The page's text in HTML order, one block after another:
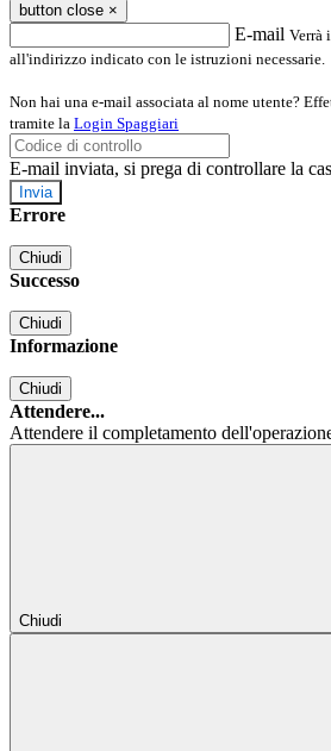
button close ×
E-mail Verrà
all'indirizzo indicato con le istruzioni necessarie.
Non hai una e-mail associata al nome utente?
tramite la Login Spaggiari
E-mail inviata, si prega di controllare la
Errore
Chiudi
Successo
Chiudi
Informazione
Chiudi
Attendere...
Attendere il completamento
Chiudi